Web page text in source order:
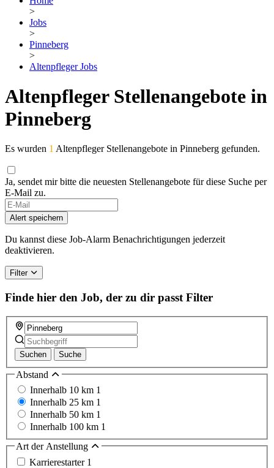
>
Jobs
>
Pinneberg
>
Altenpfleger Jobs
Altenpfleger Stellenangebote in
Pinneberg
Es wurden 1 Altenpfleger Stellenangebote in Pinneberg gefunden.
Ja, sendet mir bitte die neuesten Stellenangebote für diese Suche per
E-Mail zu.
If
you
are
a
human,
this
field
Alert speichern
Du kannst diese Job-Alarm Benachrichtigungen jederzeit
deaktivieren.
Filter
Finde hier den Job, der zu dir passt Filter
Suchen Suche
Abstand
Innerhalb 10 km 1
Innerhalb 25 km 1
Innerhalb 50 km 1
Innerhalb 100 km 1
Art der Anstellung
Karrierestarter 1